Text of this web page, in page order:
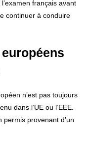
français avant
continuer à conduire
n’est pas toujours
dans l’UE ou l’EEE.
permis provenant d’un